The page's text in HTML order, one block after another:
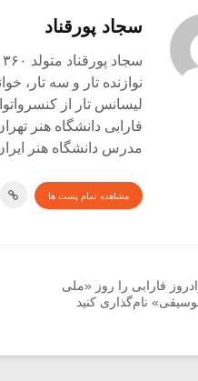
سجاد پورقناد
سجاد پورقناد متولد ۱۳۶۰ تهران
نوازنده تار و سه تار،
لیسانس تار از
فارابی دانشگاه هنر
مدرس دانشگاه هنر
مشاهده تمام پست ها
فارابی را روز «ملی
نام‌گذاری کنید